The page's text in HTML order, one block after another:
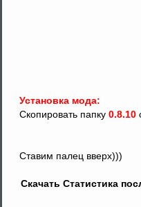
Установка мода:
Скопировать папку 0.8.10
Ставим палец вверх)))
Скачать Cтатистика